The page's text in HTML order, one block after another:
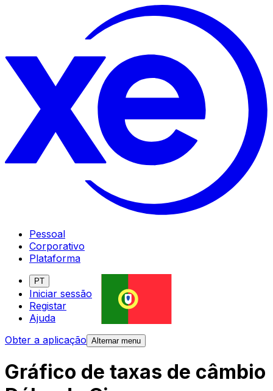
Pessoal
Corporativo
Plataforma
PT
Iniciar sessão
Registar
Ajuda
Obter a aplicação Alternar menu
Gráfico de taxas de câmbio